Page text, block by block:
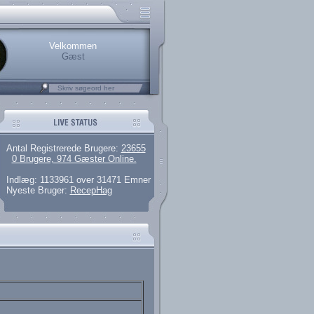
brugere
artikler og 135 guides
her.
Velkommen
Gæst
Antal Registrerede Brugere: 23655
0 Brugere, 974 Gæster Online.
Indlæg: 1133961 over 31471 Emner
Nyeste Bruger: RecepHag